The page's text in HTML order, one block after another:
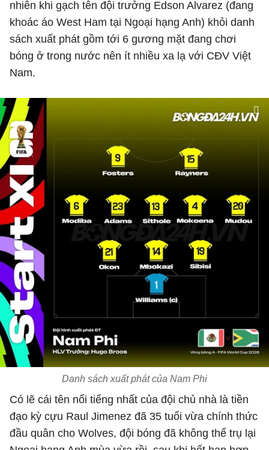
nhiên khi gạch tên đội trưởng Edson Alvarez (đang
khoác áo West Ham tại Ngoại hạng Anh) khỏi danh
sách xuất phát gồm tới 6 gương mặt đang chơi
bóng ở trong nước nên ít nhiều xa lạ với CĐV Việt
Nam.
Danh sách xuất phát của Nam Phi
Có lẽ cái tên nổi tiếng nhất của đội chủ nhà là tiền
đạo kỳ cựu Raul Jimenez đã 35 tuổi vừa chính thức
đầu quân cho Wolves, đội bóng đã không thể trụ lại